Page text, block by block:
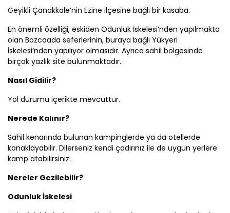
Geyikli Çanakkale’nin Ezine ilçesine bağlı bir kasaba.
En önemli özelliği, eskiden Odunluk İskelesi’nden yapılmakta
olan Bozcaada seferlerinin, buraya bağlı Yükyeri
İskelesi’nden yapılıyor olmasıdır. Ayrıca sahil bölgesinde
birçok yazlık site bulunmaktadır.
Nasıl Gidilir?
Yol durumu içerikte mevcuttur.
Nerede Kalınır?
Sahil kenarında bulunan kampinglerde ya da otellerde
konaklayabilir. Dilerseniz kendi çadırınız ile de uygun yerlere
kamp atabilirsiniz.
Nereler Gezilebilir?
Odunluk İskelesi